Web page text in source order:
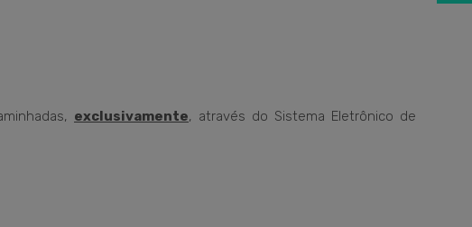
exclusivamente, através do Sistema Eletrônico de